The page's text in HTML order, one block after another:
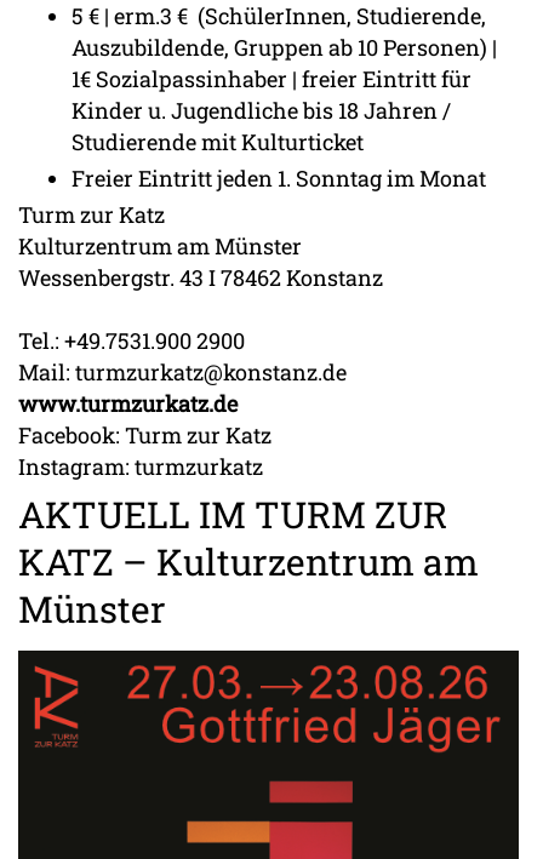
5 € | erm.3 € (SchülerInnen, Studierende,
Auszubildende, Gruppen ab 10 Personen) |
1€ Sozialpassinhaber | freier Eintritt für
Kinder u. Jugendliche bis 18 Jahren /
Studierende mit Kulturticket
Freier Eintritt jeden 1. Sonntag im Monat
Turm zur Katz
Kulturzentrum am Münster
Wessenbergstr. 43 I 78462 Konstanz
Tel.: +49.7531.900 2900
Mail: turmzurkatz@konstanz.de
www.turmzurkatz.de
Facebook: Turm zur Katz
Instagram: turmzurkatz
AKTUELL IM TURM ZUR
KATZ – Kulturzentrum am
Münster